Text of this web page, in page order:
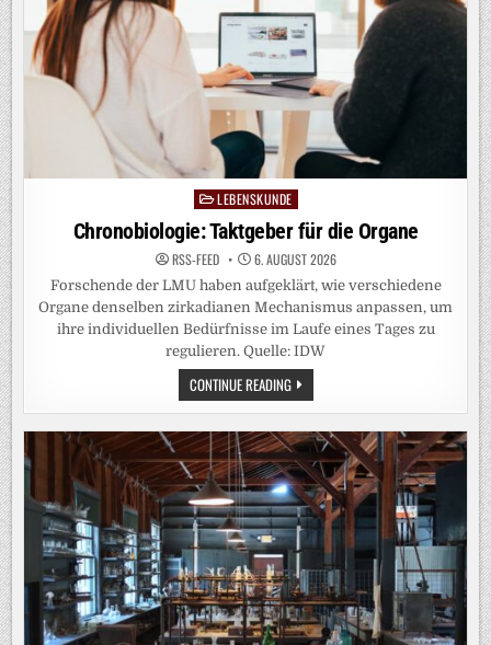
PostedLEBENSKUNDE
Chronobiologie: Taktgeber für die Organe
RSS-FEED 6. AUGUST 2026
Forschende der LMU haben aufgeklärt, wie verschiedene
Organe denselben zirkadianen Mechanismus anpassen, um
ihre individuellen Bedürfnisse im Laufe eines Tages zu
regulieren. Quelle: IDW
CONTINUE READINGCHRONOBIOLOGIE:
TAKTGEBER
FÜR
DIE
ORGANE